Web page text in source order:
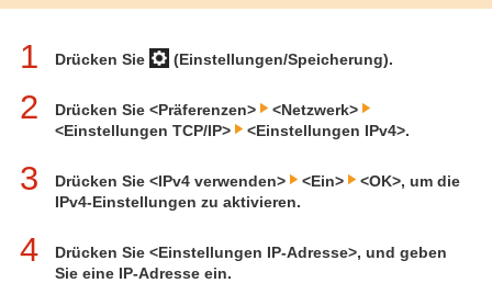
1 Drücken Sie (Einstellungen/Speicherung).
2 Drücken Sie <Präferenzen>
<Netzwerk>
<Einstellungen TCP/IP>
<Einstellungen IPv4>.
3 Drücken Sie <IPv4 verwenden> <Ein>
<OK>, um die
IPv4-Einstellungen zu aktivieren.
4
Drücken Sie <Einstellungen IP-Adresse>, und geben
Sie eine IP-Adresse ein.